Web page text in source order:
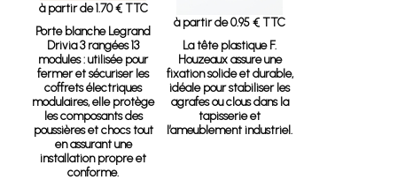
à partir de 1.70 € TTC
Porte blanche Legrand
Drivia 3 rangées 13
modules: utilisée pour
fermer et sécuriser les
coffrets électriques
modulaires, elle protège
les composants des
poussières et chocs tout
en assurant une
installation propre et
conforme.
à partir de 0.95 € TTC
La tête plastique F.
Houzeaux assure une
fixation solide et durable,
idéale pour stabiliser les
agrafes ou clous dans la
tapisserie et
l’ameublement industriel.